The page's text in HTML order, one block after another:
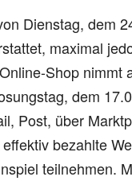
Dienstag, dem
maximal
Shop
dem
Post, über
bezahlte
teilnehmen.